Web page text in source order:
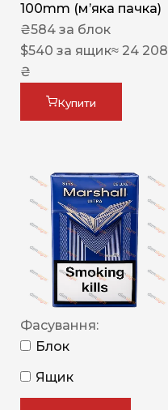
100mm (м’яка пачка)
₴584 за блок
$540 за ящик≈ 24 208
₴
Купити
Фасування:
Блок
Ящик